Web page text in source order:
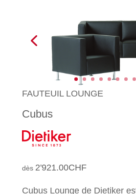
FAUTEUIL LOUNGE
Cubus
2'921.00CHF
Cubus Lounge de Dietiker